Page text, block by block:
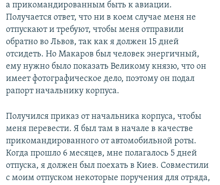
а прикомандированным быть к авиации.
Получается ответ, что ни в коем случае меня не
отпускают и требуют, чтобы меня отправили
обратно во Львов, так как я должен 15 дней
отсидеть. Но Макаров был человек энергичный,
ему нужно было показать Великому князю, что он
имеет фотографическое дело, поэтому он подал
рапорт начальнику корпуса.
Получился приказ от начальника корпуса, чтобы
меня перевести. Я был там в начале в качестве
прикомандированного от автомобильной роты.
Когда прошло 6 месяцев, мне полагалось 5 дней
отпуска, я должен был поехать в Киев. Совместили
с моим отпуском некоторые поручения для отряда,